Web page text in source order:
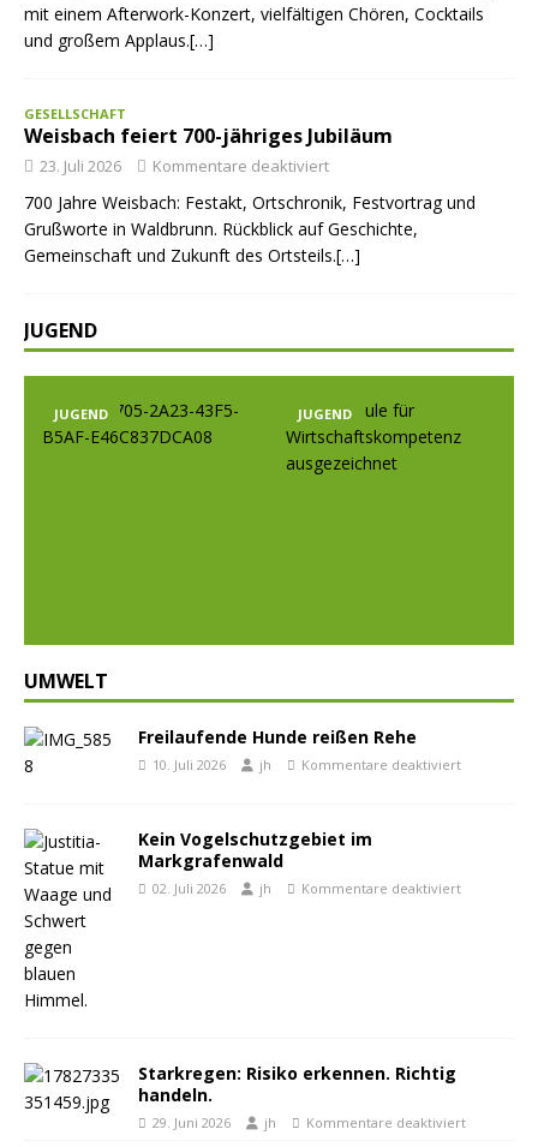
mit einem Afterwork-Konzert, vielfältigen Chören, Cocktails
und großem Applaus.[…]
GESELLSCHAFT
Weisbach feiert 700-jähriges Jubiläum
23. Juli 2026 Kommentare deaktiviert
700 Jahre Weisbach: Festakt, Ortschronik, Festvortrag und
Grußworte in Waldbrunn. Rückblick auf Geschichte,
Gemeinschaft und Zukunft des Ortsteils.[…]
JUGEND
JUGEND JUGEND
UMWELT
Freilaufende Hunde reißen Rehe
10. Juli 2026 jh Kommentare deaktiviert
Kein Vogelschutzgebiet im
Markgrafenwald
02. Juli 2026 jh Kommentare deaktiviert
Starkregen: Risiko erkennen. Richtig
handeln.
29. Juni 2026 jh Kommentare deaktiviert